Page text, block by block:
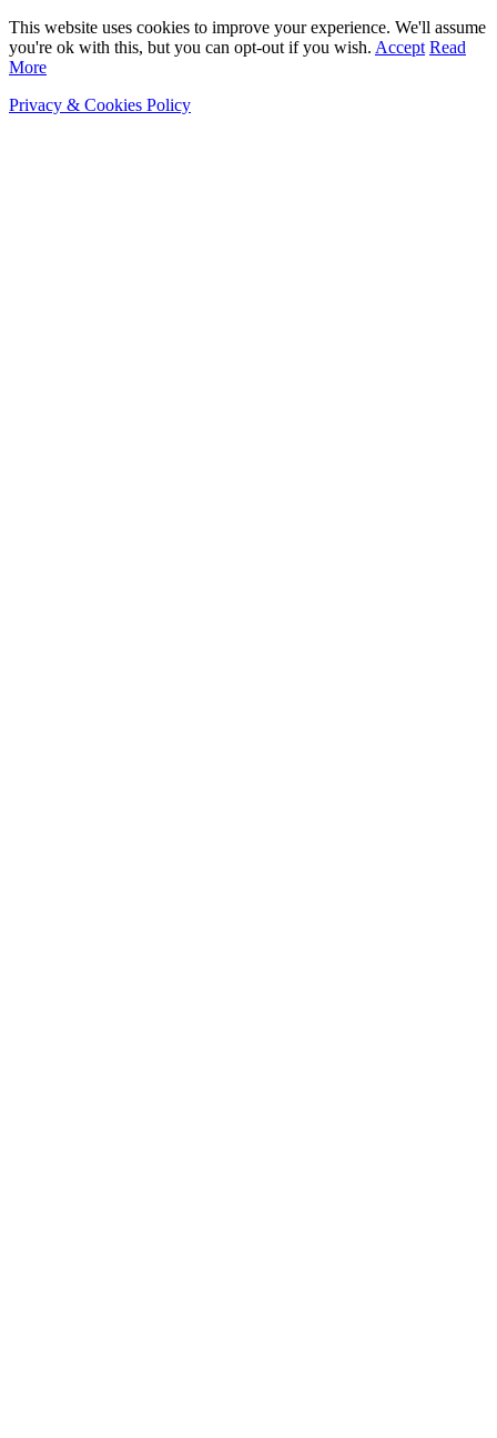
This website uses cookies to improve your experience. We'll assume
you're ok with this, but you can opt-out if you wish. Accept Read
More
Privacy & Cookies Policy